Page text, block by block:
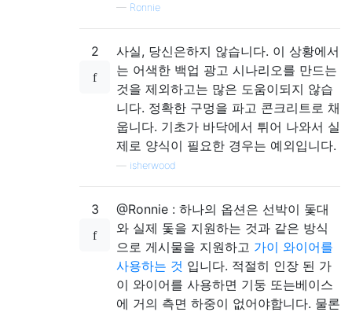
— Ronnie
2
사실, 당신은하지 않습니다. 이 상황에서
는 어색한 백업 광고 시나리오를 만드는
것을 제외하고는 많은 도움이되지 않습
니다. 정확한 구멍을 파고 콘크리트로 채
웁니다. 기초가 바닥에서 튀어 나와서 실
제로 양식이 필요한 경우는 예외입니다.
isherwood
3
@Ronnie : 하나의 옵션은 선박이 돛대
와 실제 돛을 지원하는 것과 같은 방식
으로 게시물을 지원하고 가이 와이어를
사용하는 것 입니다. 적절히 인장 된 가
이 와이어를 사용하면 기둥 또는베이스
에 거의 측면 하중이 없어야합니다. 물론